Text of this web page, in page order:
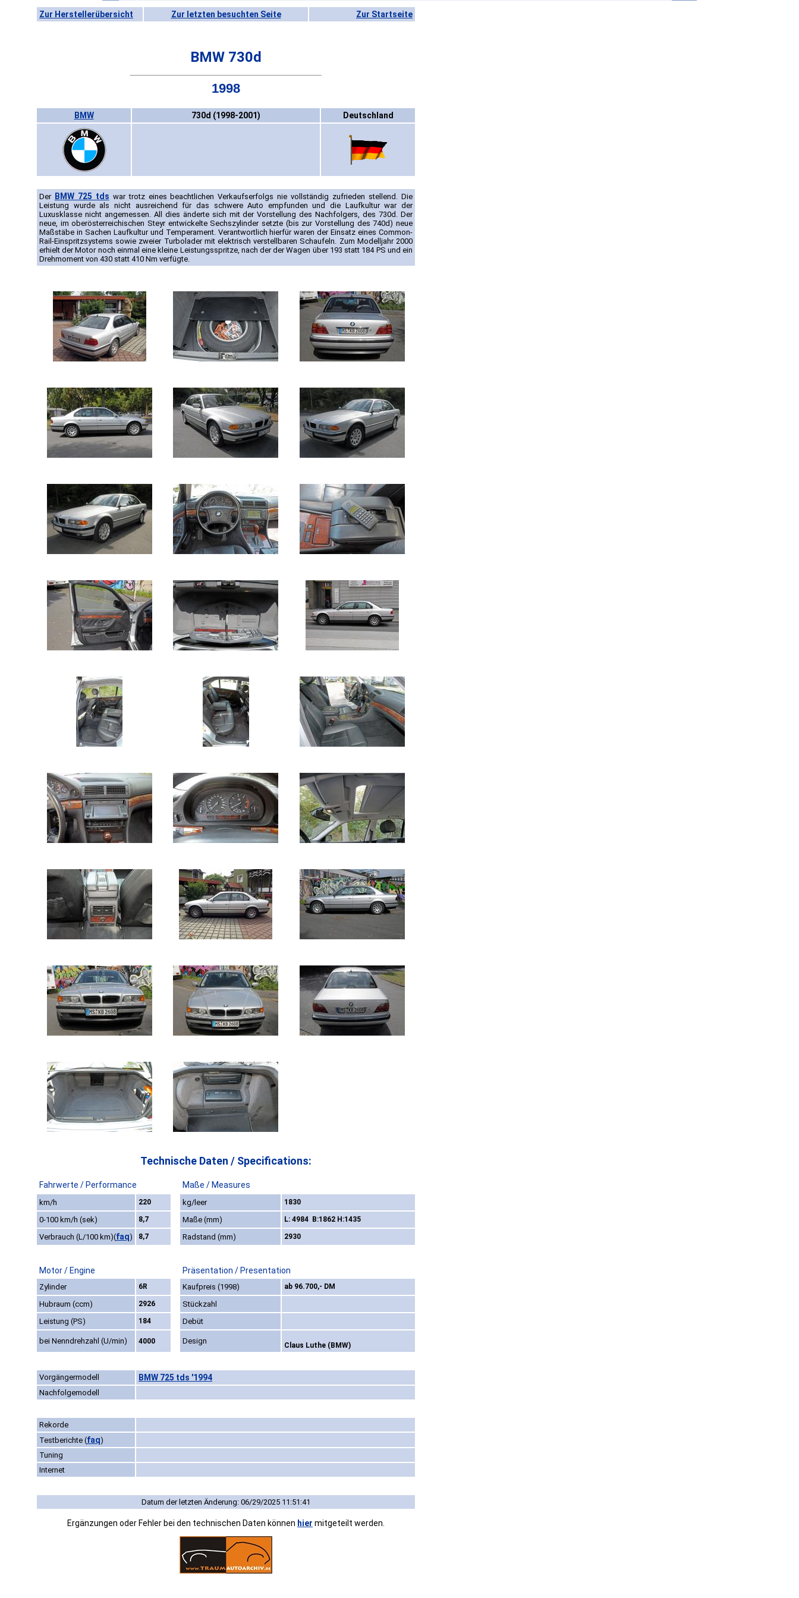
Zur Herstellerübersicht Zur letzten besuchten Seite Zur Startseite
BMW 730d
1998
BMW 730d (1998-2001) Deutschland
Der BMW 725 tds war trotz eines beachtlichen Verkaufserfolgs nie vollständig zufrieden stellend. Die
Leistung wurde als nicht ausreichend für das schwere Auto empfunden und die Laufkultur war der
Luxusklasse nicht angemessen. All dies änderte sich mit der Vorstellung des Nachfolgers, des 730d. Der
neue, im oberösterreichischen Steyr entwickelte Sechszylinder setzte (bis zur Vorstellung des 740d) neue
Maßstäbe in Sachen Laufkultur und Temperament. Verantwortlich hierfür waren der Einsatz eines Common-
Rail-Einspritzsystems sowie zweier Turbolader mit elektrisch verstellbaren Schaufeln. Zum Modelljahr 2000
erhielt der Motor noch einmal eine kleine Leistungsspritze, nach der der Wagen über 193 statt 184 PS und ein
Drehmoment von 430 statt 410 Nm verfügte.
Technische Daten / Specifications:
Fahrwerte / Performance Maße / Measures
km/h 220 kg/leer 1830
0-100 km/h (sek) 8,7 Maße (mm) L: 4984 B:1862 H:1435
Verbrauch (L/100 km)(faq) 8,7 Radstand (mm) 2930
Motor / Engine Präsentation / Presentation
Zylinder 6R Kaufpreis (1998) ab 96.700,- DM
Hubraum (ccm) 2926
Stückzahl
Leistung (PS)
184 Debüt
bei Nenndrehzahl (U/min) 4000 Design Claus Luthe (BMW)
Vorgängermodell BMW 725 tds '1994
Nachfolgemodell
Rekorde
Testberichte (faq)
Tuning
Internet
Datum der letzten Änderung: 06/29/2025 11:51:41
Ergänzungen oder Fehler bei den technischen Daten können hier mitgeteilt werden.